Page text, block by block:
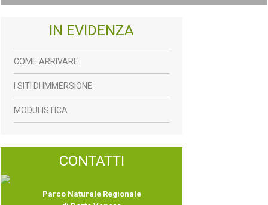
CONTATTI
Parco Naturale Regionale
IN EVIDENZA
COME ARRIVARE
I SITI DI IMMERSIONE
MODULISTICA